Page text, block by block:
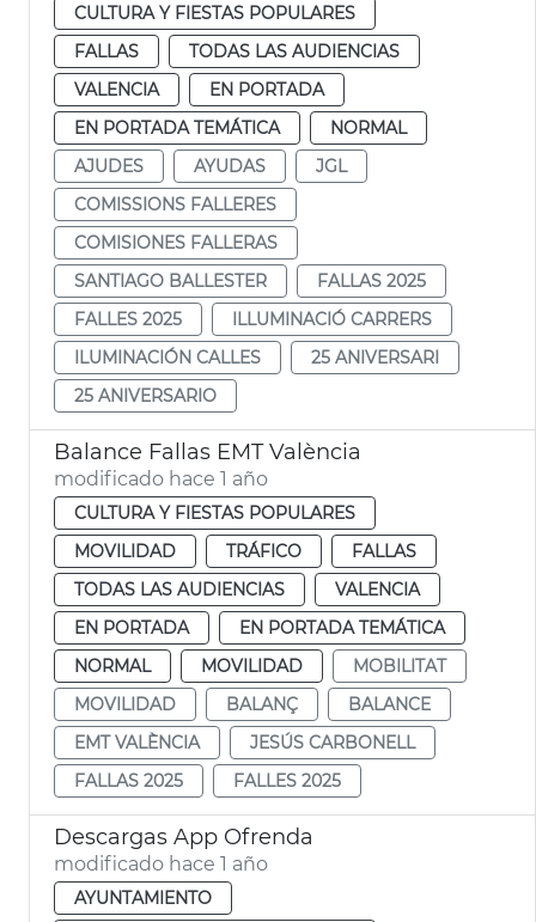
CULTURA Y FIESTAS POPULARES
FALLAS
TODAS LAS AUDIENCIAS
VALENCIA
EN PORTADA
EN PORTADA TEMÁTICA
NORMAL
AJUDES
AYUDAS
JGL
COMISSIONS FALLERES
COMISIONES FALLERAS
SANTIAGO BALLESTER
FALLAS 2025
FALLES 2025
ILLUMINACIÓ CARRERS
ILUMINACIÓN CALLES
25 ANIVERSARI
25 ANIVERSARIO
Balance Fallas EMT València
modificado hace 1 año
CULTURA Y FIESTAS POPULARES
MOVILIDAD
TRÁFICO
FALLAS
TODAS LAS AUDIENCIAS
VALENCIA
EN PORTADA
EN PORTADA TEMÁTICA
NORMAL
MOVILIDAD
MOBILITAT
MOVILIDAD
BALANÇ
BALANCE
EMT VALÈNCIA
JESÚS CARBONELL
FALLAS 2025
FALLES 2025
Descargas App Ofrenda
modificado hace 1 año
AYUNTAMIENTO